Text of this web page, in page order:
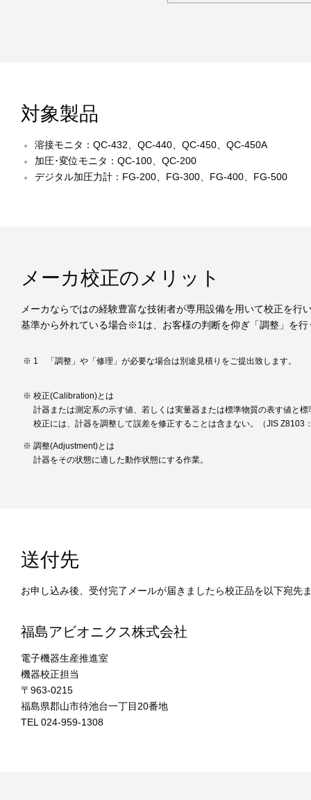
対象製品
溶接モニタ：QC-432、QC-440、QC-450、QC-450A
加圧･変位モニタ：QC-100、QC-200
デジタル加圧力計：FG-200、FG-300、FG-400、FG-500
メーカ校正のメリット
メーカならではの経験豊富な技術者が専用設備を用いて校正を行
基準から外れている場合※1は、お客様の判断を仰ぎ「調整」を
1 「調整」や「修理」が必要な場合は別途見積りをご提出致します。
校正(Calibration)とは
計器または測定系の示す値、若しくは実量器または標準物質の表す値と
校正には、計器を調整して誤差を修正することは含まない。（JIS Z8103
調整(Adjustment)とは
計器をその状態に適した動作状態にする作業。
送付先
お申し込み後、受付完了メールが届きましたら校正品を以下宛先
福島アビオニクス株式会社
電子機器生産推進室
機器校正担当
〒963-0215
福島県郡山市待池台一丁目20番地
TEL 024-959-1308